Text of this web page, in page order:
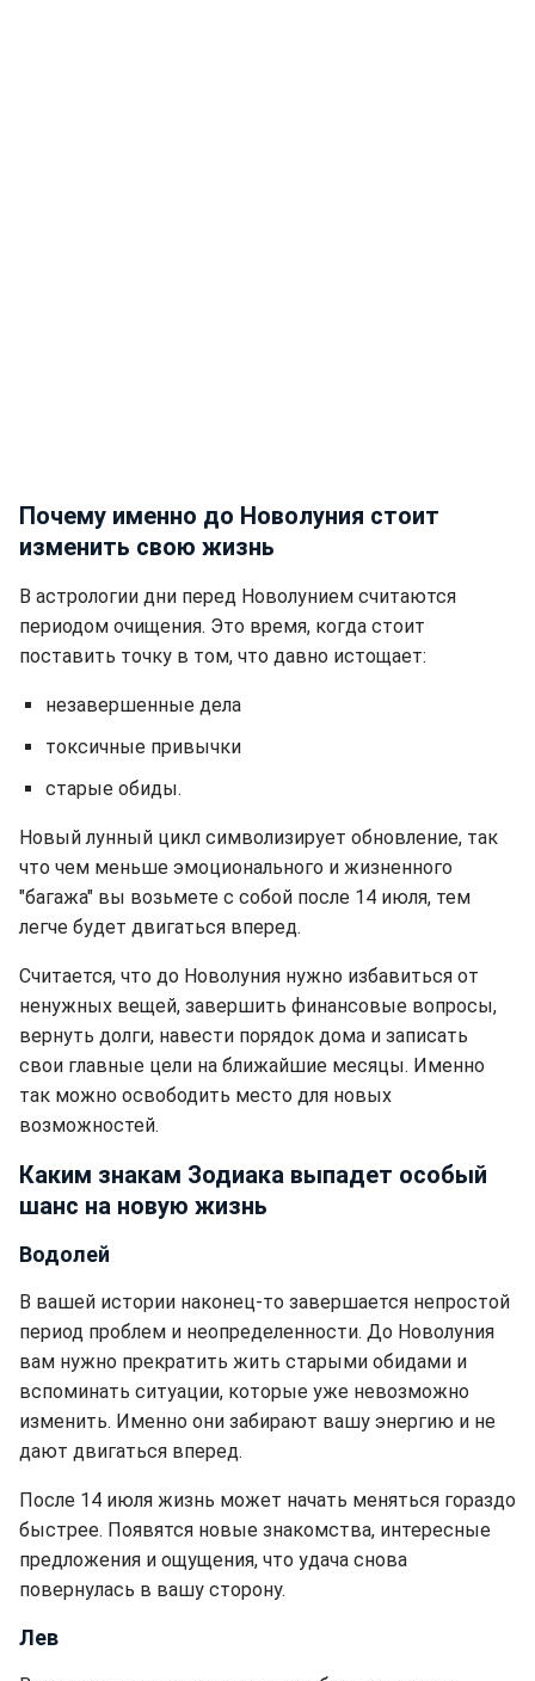
Почему именно до Новолуния стоит
изменить свою жизнь
В астрологии дни перед Новолунием считаются
периодом очищения. Это время, когда стоит
поставить точку в том, что давно истощает:
незавершенные дела
токсичные привычки
старые обиды.
Новый лунный цикл символизирует обновление, так
что чем меньше эмоционального и жизненного
"багажа" вы возьмете с собой после 14 июля, тем
легче будет двигаться вперед.
Считается, что до Новолуния нужно избавиться от
ненужных вещей, завершить финансовые вопросы,
вернуть долги, навести порядок дома и записать
свои главные цели на ближайшие месяцы. Именно
так можно освободить место для новых
возможностей.
Каким знакам Зодиака выпадет особый
шанс на новую жизнь
Водолей
В вашей истории наконец-то завершается непростой
период проблем и неопределенности. До Новолуния
вам нужно прекратить жить старыми обидами и
вспоминать ситуации, которые уже невозможно
изменить. Именно они забирают вашу энергию и не
дают двигаться вперед.
После 14 июля жизнь может начать меняться гораздо
быстрее. Появятся новые знакомства, интересные
предложения и ощущения, что удача снова
повернулась в вашу сторону.
Лев